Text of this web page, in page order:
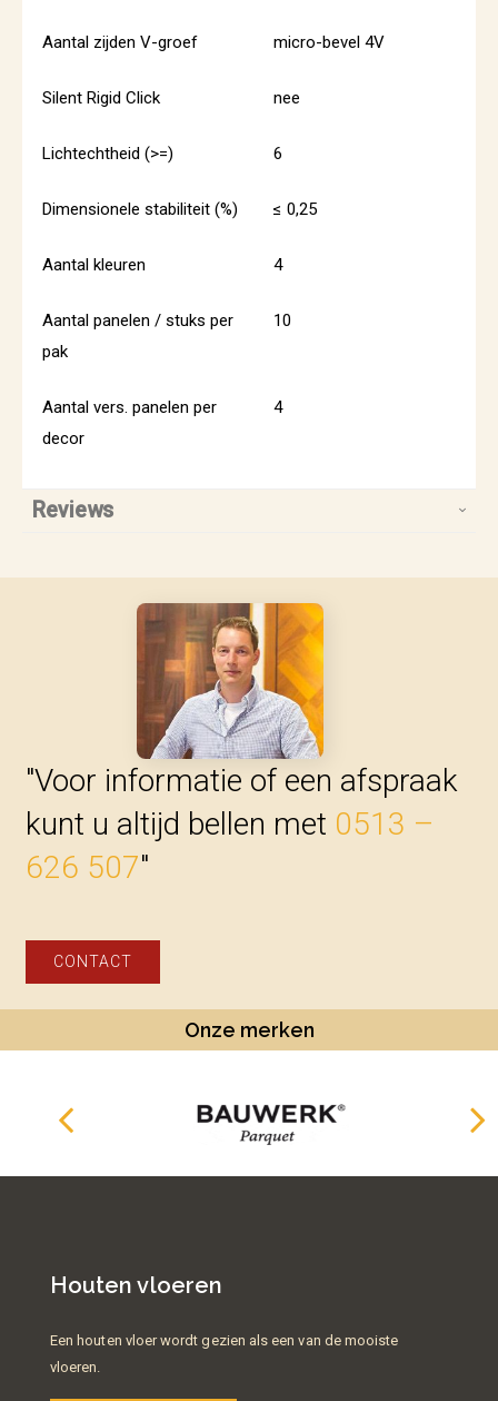
Aantal zijden V-groef micro-bevel 4V
Silent Rigid Click nee
Lichtechtheid (>=) 6
Dimensionele stabiliteit (%) ≤ 0,25
Aantal kleuren 4
Aantal panelen / stuks per
pak
10
Aantal vers. panelen per
decor
4
Reviews
"Voor informatie of een afspraak
kunt u altijd bellen met 0513 –
626 507"
CONTACT
Onze merken
Houten vloeren
Een houten vloer wordt gezien als een van de mooiste
vloeren.